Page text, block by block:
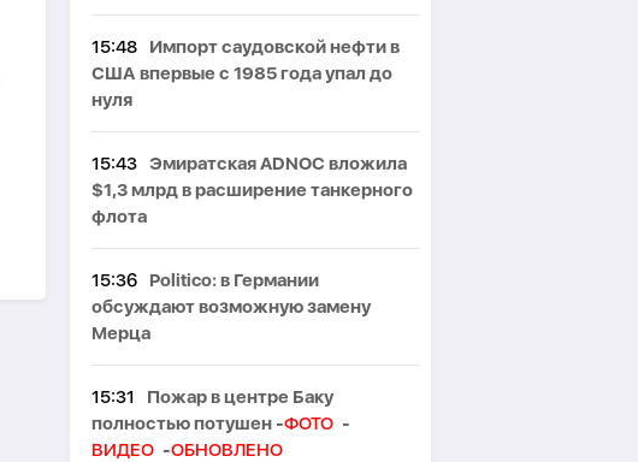
15:48
Импорт саудовской нефти в
США впервые с 1985 года упал до
нуля
15:43
Эмиратская ADNOC вложила
$1,3 млрд в расширение танкерного
флота
15:36
Politico: в Германии
обсуждают возможную замену
Мерца
15:31
Пожар в центре Баку
полностью потушен -ФОТО -
ВИДЕО -ОБНОВЛЕНО